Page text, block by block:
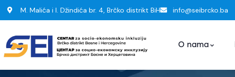
M. Malića i I. Džindića br. 4, Brčko distrikt BiH info@seibrcko.ba
O nama